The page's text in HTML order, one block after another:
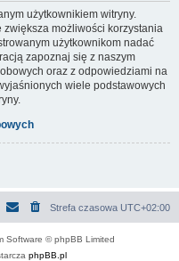
użytkownikiem witryny.
możliwości korzystania
użytkownikom nadać
zapoznaj się z naszym
oraz z odpowiedziami na
wiele podstawowych
Strefa czasowa UTC+02:00
Software © phpBB Limited
phpBB.pl